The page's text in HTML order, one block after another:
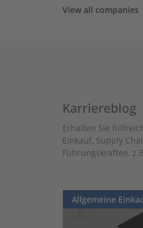
View all companies
Karriereblog
Erhalten Sie
Einkauf, Supply
Führungskräften,
Allgemeine